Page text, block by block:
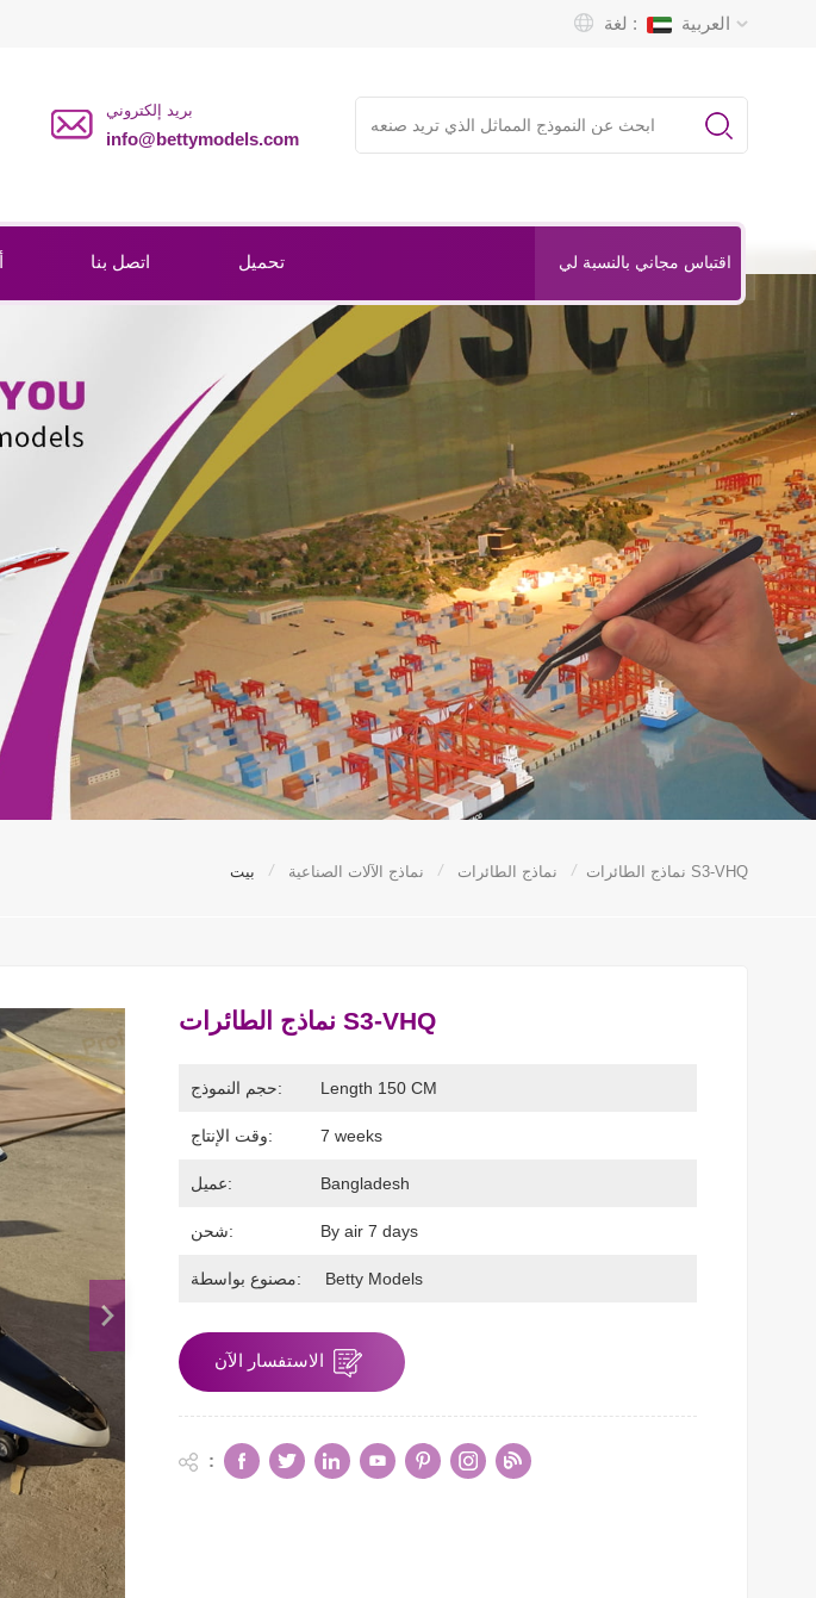
لغة : العربية
بريد إلكتروني
info@bettymodels.com
اقتباس مجاني بالنسبة لي اتصل بنا تحميل
بيت / نماذج الآلات الصناعية / نماذج الطائرات / نماذج الطائرات S3-VHQ
نماذج الطائرات S3-VHQ
حجم النموذج: Length 150 CM
وقت الإنتاج: 7 weeks
عميل: Bangladesh
شحن: By air 7 days
مصنوع بواسطة: Betty Models
الاستفسار الآن
: